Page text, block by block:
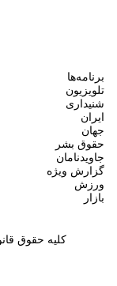
برنامه‌ها
تلویزیون
شنیداری
ایران
جهان
حقوق بشر
جاویدنامان
گزارش ویژه
ورزش
بازار
کلیه حقوق